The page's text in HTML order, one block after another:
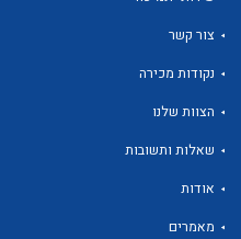
צור קשר
נקודות מכירה
הצוות שלנו
שאלות ותשובות
אודות
מאמרים